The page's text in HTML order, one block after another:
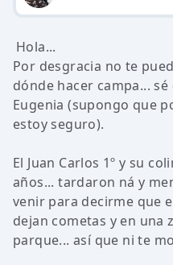
Hola...
Por desgracia no te
dónde hacer campa...
Eugenia (supongo que
estoy seguro).
El Juan Carlos 1º y su
años... tardaron ná y
venir para decirme que
dejan cometas y en una
parque... así que ni te